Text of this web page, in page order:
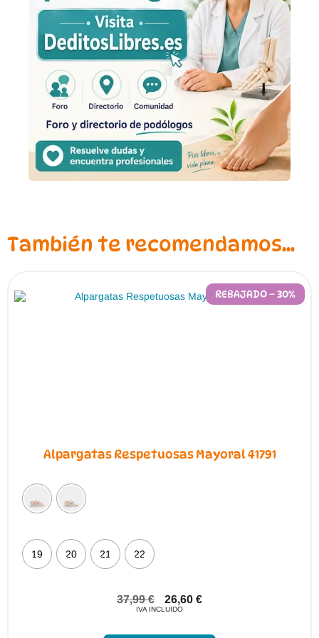
También te recomendamos…
REBAJADO – 30%
Alpargatas Respetuosas Mayoral 41791
19 20 21 22
37,99€ 26,60 €
IVA INCLUIDO